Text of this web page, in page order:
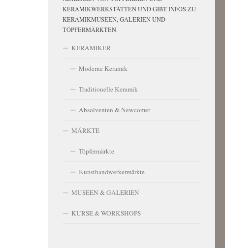
KERAMIKWERKSTÄTTEN UND GIBT INFOS ZU
KERAMIKMUSEEN, GALERIEN UND
TÖPFERMÄRKTEN.
KERAMIKER
Moderne Keramik
Traditionelle Keramik
Absolventen & Newcomer
MÄRKTE
Töpfermärkte
Kunsthandwerkermärkte
MUSEEN & GALERIEN
KURSE & WORKSHOPS